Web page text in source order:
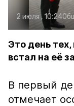
2 июля , 10:24
Это день
встал на её
В первый
отмечает